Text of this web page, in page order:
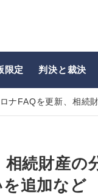
限定 判決と裁決
ナFAQを更新、相続
続財産の
追加など